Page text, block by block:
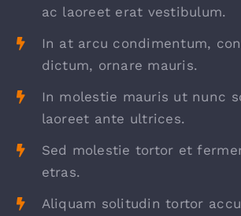
ac laoreet erat vestibulum.
In at arcu condimentum,
dictum, ornare mauris.
In molestie mauris ut nunc
laoreet ante ultrices.
Sed molestie tortor et
etras.
Aliquam solitudin tortor